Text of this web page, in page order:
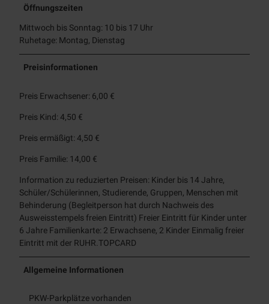
Öffnungszeiten
Mittwoch bis Sonntag: 10 bis 17 Uhr
Ruhetage: Montag, Dienstag
Preisinformationen
Preis Erwachsener: 6,00 €
Preis Kind: 4,50 €
Preis ermäßigt: 4,50 €
Preis Familie: 14,00 €
Information zu reduzierten Preisen: Kinder bis 14 Jahre,
Schüler/Schülerinnen, Studierende, Gruppen, Menschen mit
Behinderung (Begleitperson hat durch Nachweis des
Ausweisstempels freien Eintritt) Freier Eintritt für Kinder unter
6 Jahre Familienkarte: 2 Erwachsene, 2 Kinder Einmalig freier
Eintritt mit der RUHR.TOPCARD
Allgemeine Informationen
PKW-Parkplätze vorhanden